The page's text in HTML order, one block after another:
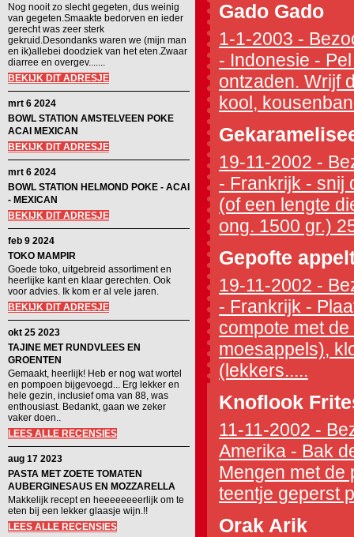
Nog nooit zo slecht gegeten, dus weinig
van gegeten.Smaakte bedorven en ieder
gerecht was zeer sterk
gekruid.Desondanks waren we (mijn man
en ik)allebei doodziek van het eten.Zwaar
diarree en overgev.......
BEKIJK DIT ADRESJE
mrt 6 2024
BOWL STATION AMSTELVEEN POKE
ACAI MEXICAN
BEKIJK DIT ADRESJE
mrt 6 2024
BOWL STATION HELMOND POKE - ACAI
- MEXICAN
BEKIJK DIT ADRESJE
feb 9 2024
TOKO MAMPIR
Goede toko, uitgebreid assortiment en
heerlijke kant en klaar gerechten. Ook
voor advies. Ik kom er al vele jaren.
BEKIJK DIT ADRESJE
okt 25 2023
TAJINE MET RUNDVLEES EN
GROENTEN
Gemaakt, heerlijk! Heb er nog wat wortel
en pompoen bijgevoegd... Erg lekker en
hele gezin, inclusief oma van 88, was
enthousiast. Bedankt, gaan we zeker
vaker doen..
LEES ALLE RECENSIES
aug 17 2023
PASTA MET ZOETE TOMATEN
AUBERGINESAUS EN MOZZARELLA
Makkelijk recept en heeeeeeeerlijk om te
eten bij een lekker glaasje wijn.!!
LEES ALLE RECENSIES
Gado Gado
1-1-2003 -
- Indonesie -
ontzaden. Wrijf
kool,
19-11-2002 -
- Frankrijk - snij
(of een lengte
ong. 1500 gr.)
Gepofte
19-11-2002 -
- Frankrijk -
compote met
moesappels),
(lekkers.....
Knoflook
11-11-2002 -
Amerika - Bak
Mengen met de
teentje geperst
Orak Arik